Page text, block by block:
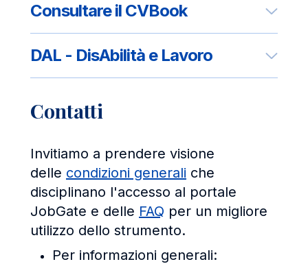
Consultare il CVBook
DAL - DisAbilità e Lavoro
Contatti
Invitiamo a prendere visione
delle condizioni generali che
disciplinano l'accesso al portale
JobGate e delle FAQ per un migliore
utilizzo dello strumento.
Per informazioni generali: